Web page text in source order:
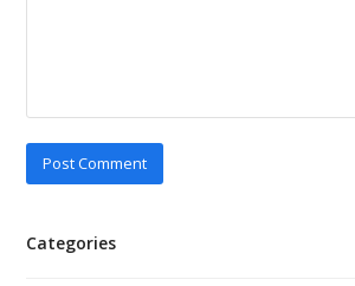
Categories